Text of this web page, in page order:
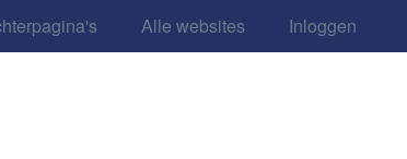
Alle websites Inloggen